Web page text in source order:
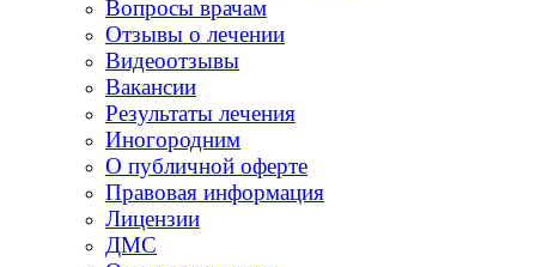
Вопросы врачам
Отзывы о лечении
Видеоотзывы
Вакансии
Результаты лечения
Иногородним
О публичной оферте
Правовая информация
Лицензии
ДМС